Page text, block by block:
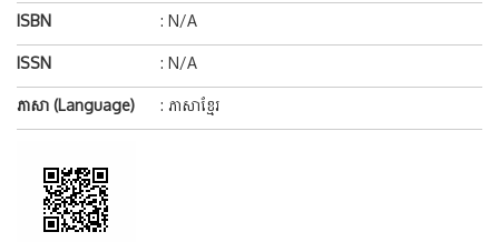
ISBN : N/A
ISSN : N/A
ភាសា (Language) : ភាសាខ្មែរ